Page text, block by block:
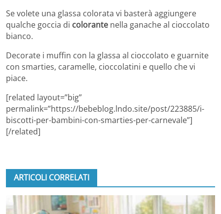
Se volete una glassa colorata vi basterà aggiungere
qualche goccia di colorante nella ganache al cioccolato
bianco.
Decorate i muffin con la glassa al cioccolato e guarnite
con smarties, caramelle, cioccolatini e quello che vi
piace.
[related layout=”big”
permalink=”https://bebeblog.lndo.site/post/223885/i-
biscotti-per-bambini-con-smarties-per-carnevale”]
[/related]
ARTICOLI CORRELATI